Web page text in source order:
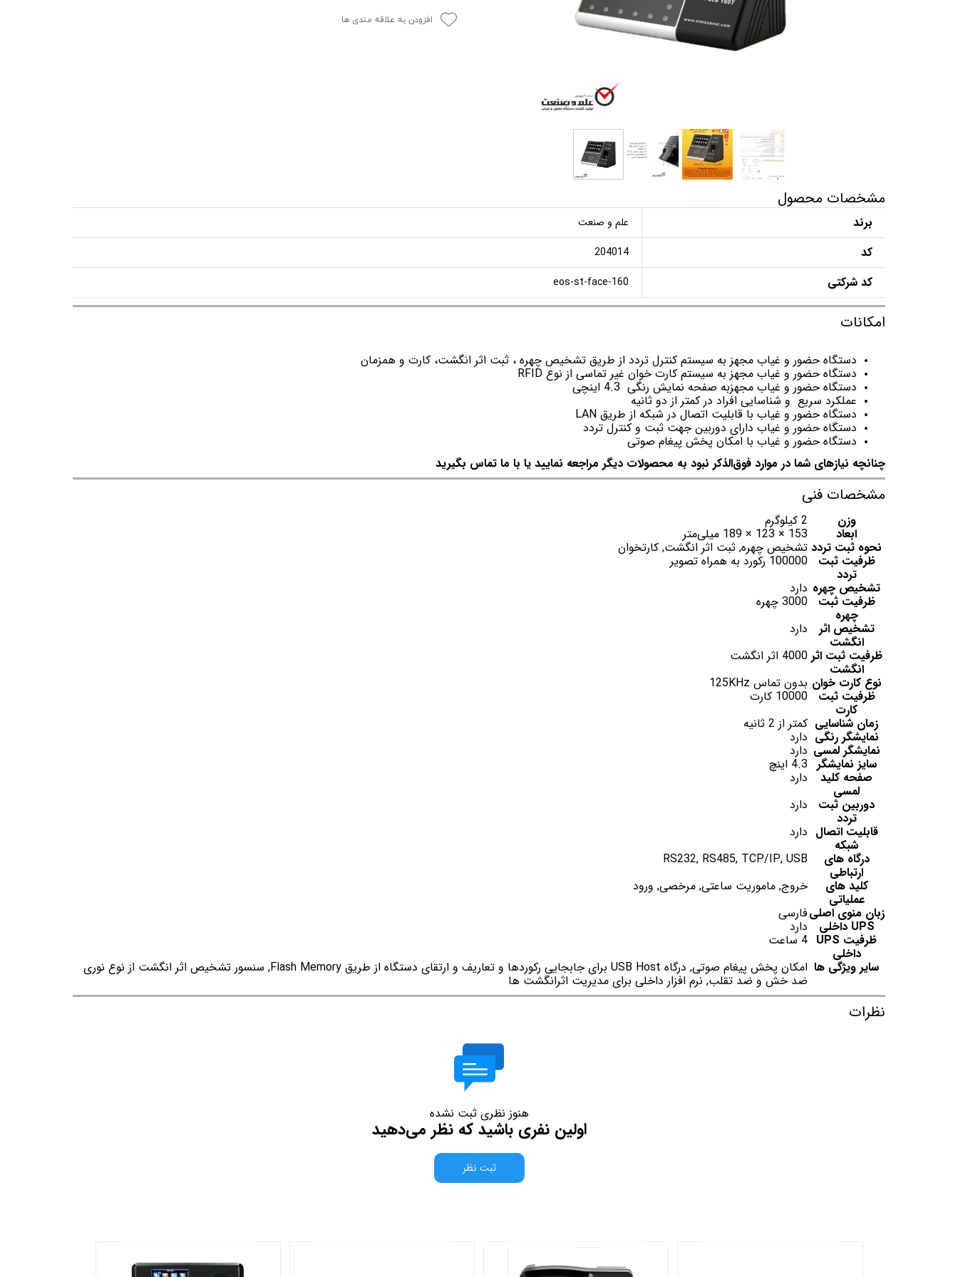
افزودن به علاقه مندی ها
مشخصات محصول
برند علم و صنعت
کد 204014
کد شرکتی eos-st-face-160
امکانات
دستگاه حضور و غیاب مجهز به سیستم کنترل تردد از طریق تشخیص چهره ، ثبت اثر انگشت، کارت و همزمان
دستگاه حضور و غیاب مجهز به سیستم کارت خوان غیر تماسی از نوع RFID
دستگاه حضور و غیاب مجهزبه صفحه نمایش رنگی 4.3 اینچی
عملکرد سریع و شناسایی افراد در کمتر از دو ثانیه
دستگاه حضور و غیاب با قابلیت اتصال در شبکه از طریق LAN
دستگاه حضور و غیاب دارای دوربین جهت ثبت و کنترل تردد
دستگاه حضور و غیاب با امکان پخش پیغام صوتی
چنانچه نیازهای شما در موارد فوق‌الذکر نبود به محصولات دیگر مراجعه نمایید یا با ما تماس بگیرید
مشخصات فنی
وزن 2 کیلوگرم
ابعاد 153 × 123 × 189 میلی‌متر
نحوه ثبت تردد تشخیص چهره, ثبت اثر انگشت, کارتخوان
ظرفیت ثبت
تردد
100000 رکورد به همراه تصویر
تشخیص چهره دارد
ظرفیت ثبت
چهره
3000 چهره
تشخیص اثر
انگشت
دارد
ظرفیت ثبت اثر
انگشت
4000 اثر انگشت
نوع کارت خوان بدون تماس 125KHz
ظرفیت ثبت
کارت
10000 کارت
زمان شناسایی کمتر از 2 ثانیه
نمایشگر رنگی دارد
نمایشگر لمسی دارد
سایز نمایشگر 4.3 اینچ
صفحه کلید
لمسی
دارد
دوربین ثبت
تردد
دارد
قابلیت اتصال
شبکه
دارد
درگاه های
ارتباطی
RS232, RS485, TCP/IP, USB
کلید های
عملیاتی
خروج, ماموریت ساعتی, مرخصی, ورود
زبان منوی اصلیفارسی
UPS داخلی دارد
ظرفیت UPS
داخلی
4 ساعت
سایر ویژگی ها
امکان پخش پیغام صوتی, درگاه USB Host برای جابجایی رکوردها و تعاریف و ارتقای دستگاه از طریق Flash Memory, سنسور تشخیص اثر انگشت از نوع نوری
ضد خش و ضد تقلب, نرم افزار داخلی برای مدیریت اثرانگشت ها
نظرات
هنوز نظری ثبت نشده
اولین نفری باشید که نظر می‌دهید
ثبت نظر